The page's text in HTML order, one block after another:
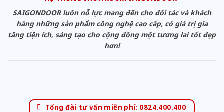
SAIGONDOOR luôn nỗ lực mang đến cho đối tác và khách
hàng những sản phẩm công nghệ cao cấp, có giá trị gia
tăng tiện ích, sáng tạo cho cộng đồng một tương lai tốt đẹp
hơn!
Tổng đài tư vấn miễn phí: 0824.400.400